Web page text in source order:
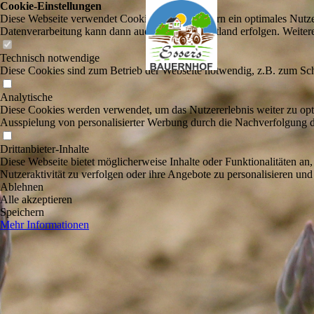
Cookie-Einstellungen
Diese Webseite verwendet Cookies, um Besuchern ein optimales
Datenverarbeitung kann dann auch in einem Drittland erfolgen.
Technisch notwendige
Diese Cookies sind zum Betrieb der Webseite notwendig, z.B. zum
Analytische
Diese Cookies werden verwendet, um das Nutzererlebnis weiter zu
Ausspielung von personalisierter Werbung durch die Nachverfolgung
Drittanbieter-Inhalte
Diese Webseite bietet möglicherweise Inhalte oder Funktionalitäten
Nutzeraktivität zu verfolgen oder ihre Angebote zu personalisieren
Ablehnen
Alle akzeptieren
Speichern
Mehr Informationen